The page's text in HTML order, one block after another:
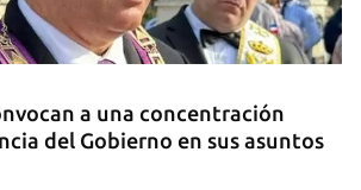
de Celia Cruz desafía la
en La Habana
a una concentración
del Gobierno en sus asuntos